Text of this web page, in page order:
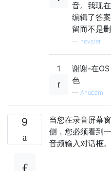
音。我现
编辑了答
留而不是删
nevster
1
谢谢-在
色
— Anupam
9
当您在录音屏幕
侧，您必须看到
音频输入对话框